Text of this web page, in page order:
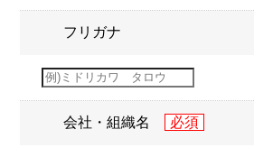
フリガナ
会社・組織名